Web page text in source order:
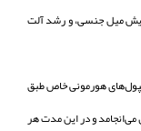
میل جنسی، و رشد آلت
هورمونی خاص طبق
درمان معمولاً 2 سال به طول می‌انجامد و در این مدت هر